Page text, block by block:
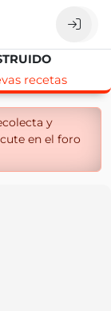
recetas
y
en el foro